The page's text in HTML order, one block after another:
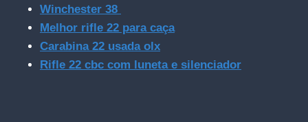
Winchester 38
Melhor rifle 22 para caça
Carabina 22 usada olx
Rifle 22 cbc com luneta e silenciador